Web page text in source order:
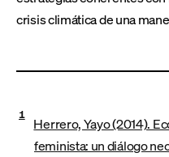
crisis climática de una
1
Herrero, Yayo (2014).
feminista: un diálogo